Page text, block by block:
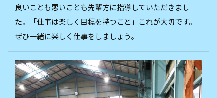
良いことも悪いことも先輩方に指導していただきまし
た。「仕事は楽しく目標を持つこと」これが大切です。
ぜひ一緒に楽しく仕事をしましょう。